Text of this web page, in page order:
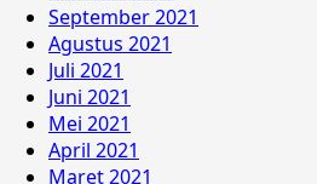
September 2021
Agustus 2021
Juli 2021
Juni 2021
Mei 2021
April 2021
Maret 2021